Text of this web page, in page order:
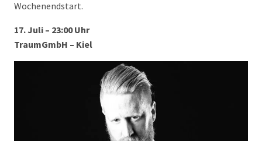
Wochenendstart.
17. Juli – 23:00 Uhr
TraumGmbH – Kiel